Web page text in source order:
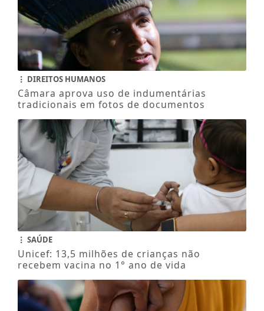
DIREITOS HUMANOS
Câmara aprova uso de indumentárias
tradicionais em fotos de documentos
SAÚDE
Unicef: 13,5 milhões de crianças não
recebem vacina no 1° ano de vida